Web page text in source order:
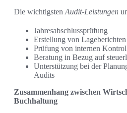
Die wichtigsten Audit-Leistungen
Jahresabschlussprüfung
Erstellung von Lageberichten
Prüfung von internen
Beratung in Bezug auf
Unterstützung bei der
Audits
Zusammenhang zwischen
Buchhaltung